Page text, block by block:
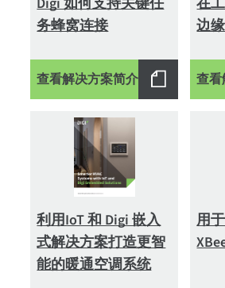
务蜂窝连接
查看解决方案简介
边
查
利用IoT 和 Digi 嵌入
式解决方案打造更智
能的暖通空调系统
用